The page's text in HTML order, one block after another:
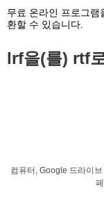
무료 온라인 프로그램
환할 수 있습니다.
lrf을(를) rtf
컴퓨터, Google 드라이